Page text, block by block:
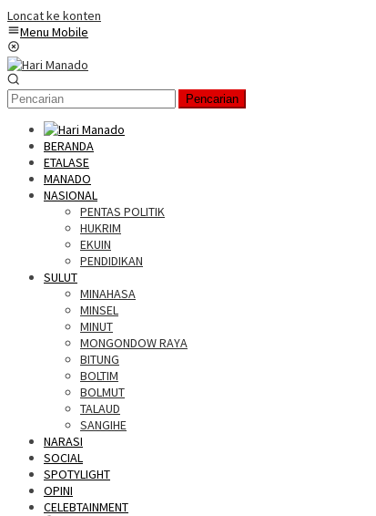
Loncat ke konten
Menu Mobile
Pencarian
BERANDA
ETALASE
MANADO
NASIONAL
PENTAS POLITIK
HUKRIM
EKUIN
PENDIDIKAN
SULUT
MINAHASA
MINSEL
MINUT
MONGONDOW RAYA
BITUNG
BOLTIM
BOLMUT
TALAUD
SANGIHE
NARASI
SOCIAL
SPOTYLIGHT
OPINI
CELEBTAINMENT